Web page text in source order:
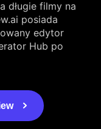
długie filmy na
posiada
edytor
Hub po